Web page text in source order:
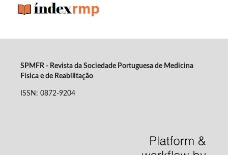
SPMFR - Revista da Sociedade Portuguesa de Medicina
Física e de Reabilitação
ISSN: 0872-9204